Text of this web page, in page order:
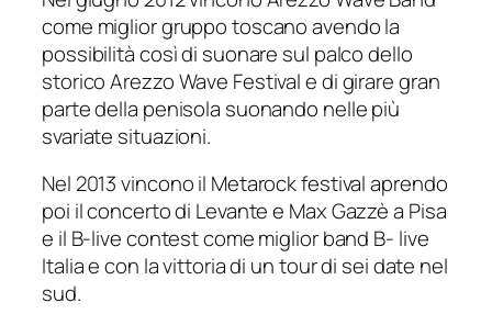
come miglior gruppo toscano avendo la
possibilità così di suonare sul palco dello
storico Arezzo Wave Festival e di girare gran
parte della penisola suonando nelle più
svariate situazioni.
Nel 2013 vincono il Metarock festival aprendo
poi il concerto di Levante e Max Gazzè a Pisa
e il B-live contest come miglior band B- live
Italia e con la vittoria di un tour di sei date nel
sud.